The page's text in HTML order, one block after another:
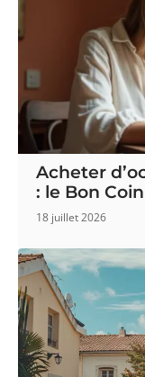
Acheter
: le Bon
18 juillet 2026